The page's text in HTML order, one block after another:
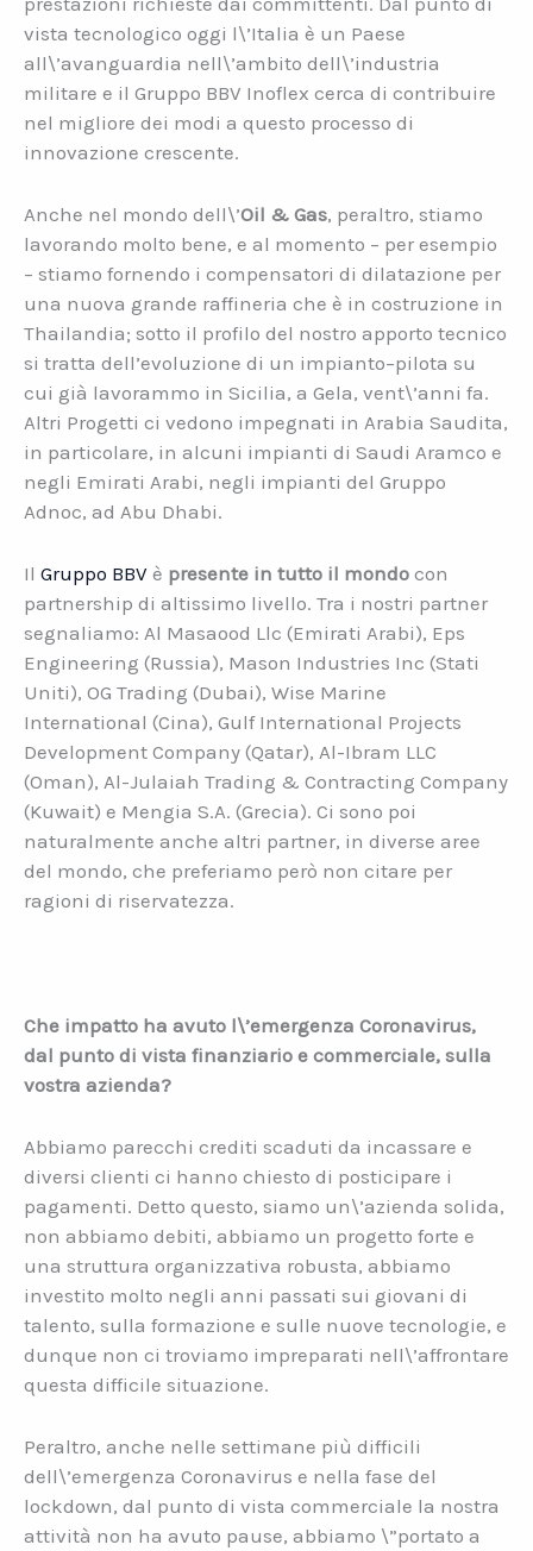
vista tecnologico oggi l\’Italia è un Paese
all\’avanguardia nell\’ambito dell\’industria
militare e il Gruppo BBV Inoflex cerca di contribuire
nel migliore dei modi a questo processo di
innovazione crescente.
Anche nel mondo dell\’Oil & Gas, peraltro, stiamo
lavorando molto bene, e al momento – per esempio
– stiamo fornendo i compensatori di dilatazione per
una nuova grande raffineria che è in costruzione in
Thailandia; sotto il profilo del nostro apporto tecnico
si tratta dell’evoluzione di un impianto–pilota su
cui già lavorammo in Sicilia, a Gela, vent\’anni fa.
Altri Progetti ci vedono impegnati in Arabia Saudita,
in particolare, in alcuni impianti di Saudi Aramco e
negli Emirati Arabi, negli impianti del Gruppo
Adnoc, ad Abu Dhabi.
Il Gruppo BBV è presente in tutto il mondo con
partnership di altissimo livello. Tra i nostri partner
segnaliamo: Al Masaood Llc (Emirati Arabi), Eps
Engineering (Russia), Mason Industries Inc (Stati
Uniti), OG Trading (Dubai), Wise Marine
International (Cina), Gulf International Projects
Development Company (Qatar), Al-Ibram LLC
(Oman), Al-Julaiah Trading & Contracting Company
(Kuwait) e Mengia S.A. (Grecia). Ci sono poi
naturalmente anche altri partner, in diverse aree
del mondo, che preferiamo però non citare per
ragioni di riservatezza.
Che impatto ha avuto l\’emergenza Coronavirus,
dal punto di vista finanziario e commerciale, sulla
vostra azienda?
Abbiamo parecchi crediti scaduti da incassare e
diversi clienti ci hanno chiesto di posticipare i
pagamenti. Detto questo, siamo un\’azienda solida,
non abbiamo debiti, abbiamo un progetto forte e
una struttura organizzativa robusta, abbiamo
investito molto negli anni passati sui giovani di
talento, sulla formazione e sulle nuove tecnologie, e
dunque non ci troviamo impreparati nell\’affrontare
questa difficile situazione.
Peraltro, anche nelle settimane più difficili
dell\’emergenza Coronavirus e nella fase del
lockdown, dal punto di vista commerciale la nostra
attività non ha avuto pause, abbiamo \”portato a